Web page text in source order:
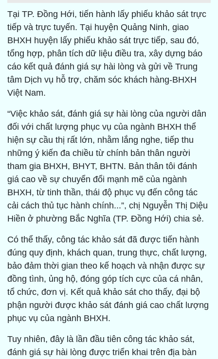
Tại TP. Đồng Hới, tiến hành lấy phiếu khảo sát trực
tiếp và trực tuyến. Tại huyện Quảng Ninh, giao
BHXH huyện lấy phiếu khảo sát trực tiếp, sau đó,
tổng hợp, phân tích dữ liệu điều tra, xây dựng báo
cáo kết quả đánh giá sự hài lòng và gửi về Trung
tâm Dịch vụ hỗ trợ, chăm sóc khách hàng-BHXH
Việt Nam.
“Việc khảo sát, đánh giá sự hài lòng của người dân
đối với chất lượng phục vụ của ngành BHXH thể
hiện sự cầu thị rất lớn, nhằm lắng nghe, tiếp thu
những ý kiến đa chiều từ chính bản thân người
tham gia BHXH, BHYT, BHTN. Bản thân tôi đánh
giá cao về sự chuyển đổi mạnh mẽ của ngành
BHXH, từ tinh thần, thái độ phục vụ đến công tác
cải cách thủ tục hành chính...”, chị Nguyễn Thị Diệu
Hiền ở phường Bắc Nghĩa (TP. Đồng Hới) chia sẻ.
Có thể thấy, công tác khảo sát đã được tiến hành
đúng quy định, khách quan, trung thực, chất lượng,
bảo đảm thời gian theo kế hoạch và nhận được sự
đồng tình, ủng hộ, đóng góp tích cực của cá nhân,
tổ chức, đơn vị. Kết quả khảo sát cho thấy, đại bộ
phận người được khảo sát đánh giá cao chất lượng
phục vụ của ngành BHXH.
Tuy nhiên, đây là lần đầu tiên công tác khảo sát,
đánh giá sự hài lòng được triển khai trên địa bàn